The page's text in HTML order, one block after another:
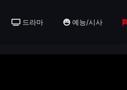
드라마 예능/시사